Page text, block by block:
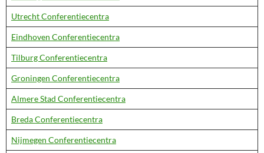
Utrecht Conferentiecentra
Eindhoven Conferentiecentra
Tilburg Conferentiecentra
Groningen Conferentiecentra
Almere Stad Conferentiecentra
Breda Conferentiecentra
Nijmegen Conferentiecentra